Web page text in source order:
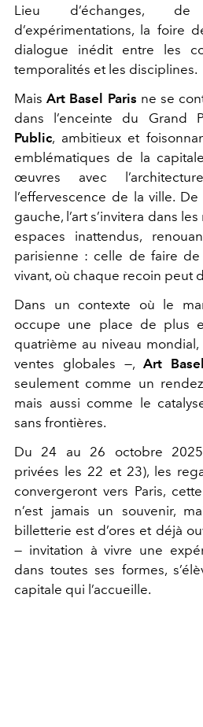
Lieu d’échanges,
d’expérimentations, la foire
dialogue inédit entre les
temporalités et les disciplines.
MaisArt Basel Paris ne se
dans l’enceinte du Grand
Public, ambitieux et
emblématiques de la
œuvres avec
l’effervescence de la ville.
gauche, l’art s’invitera dans
espaces inattendus,
parisienne : celle de faire
vivant, où chaque recoin peut
Dans un contexte où le
occupe une place de plus
quatrième au niveau
ventes globales —, Art
seulement comme un
mais aussi comme le
sans frontières.
Du 24 au 26 octobre
privées les 22 et 23), les
convergeront vers Paris,
n’est jamais un souvenir,
billetterie est d’ores et déjà
— invitation à vivre une
dans toutes ses formes,
capitale qui l’accueille.